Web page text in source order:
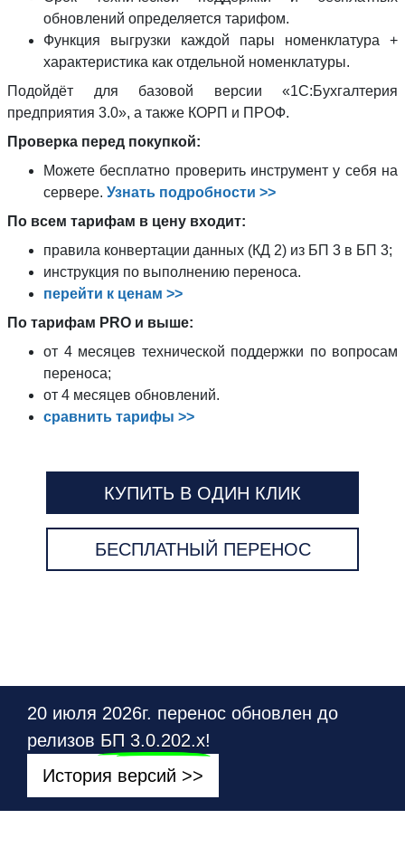
обновлений определяется тарифом.
Функция выгрузки каждой пары номенклатура +
характеристика как отдельной номенклатуры.
Подойдёт для базовой версии «1С:Бухгалтерия
предприятия 3.0», а также КОРП и ПРОФ.
Проверка перед покупкой:
Можете бесплатно проверить инструмент у себя на
сервере. Узнать подробности >>
По всем тарифам в цену входит:
правила конвертации данных (КД 2) из БП 3 в БП 3;
инструкция по выполнению переноса.
перейти к ценам >>
По тарифам PRO и выше:
от 4 месяцев технической поддержки по вопросам
переноса;
от 4 месяцев обновлений.
сравнить тарифы >>
КУПИТЬ В ОДИН КЛИК
БЕСПЛАТНЫЙ ПЕРЕНОС
20 июля 2026г. перенос обновлен до
релизов БП 3.0.202.х!
История версий >>